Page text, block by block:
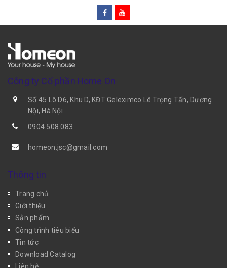
Công ty Cổ phần Home On
Số 45 Lô D6, Khu D, KĐT Geleximco Lê Trọng Tấn, Dương
Nội, Hà Nội
0904.508.083
homeon.jsc@gmail.com
Thông tin
Trang chủ
Giới thiệu
Sản phẩm
Công trình tiêu biểu
Tin tức
Download Catalog